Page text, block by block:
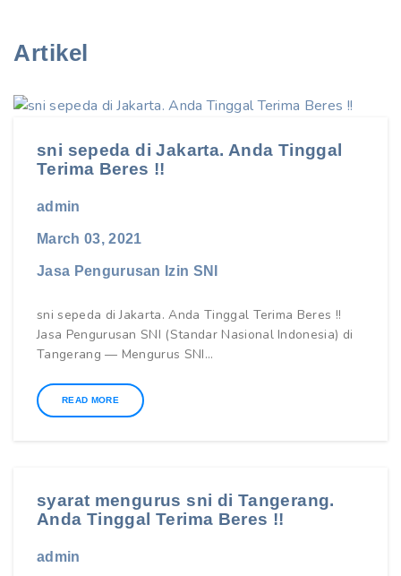
Artikel
sni sepeda di Jakarta. Anda Tinggal
Terima Beres !!
admin
March 03, 2021
Jasa Pengurusan Izin SNI
sni sepeda di Jakarta. Anda Tinggal Terima Beres !!
Jasa Pengurusan SNI (Standar Nasional Indonesia) di
Tangerang — Mengurus SNI…
READ MORE
syarat mengurus sni di Tangerang.
Anda Tinggal Terima Beres !!
admin